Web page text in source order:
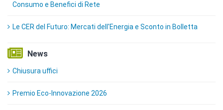
Consumo e Benefici di Rete
Le CER del Futuro: Mercati dell'Energia e Sconto in Bolletta
News
Chiusura uffici
Premio Eco-Innovazione 2026